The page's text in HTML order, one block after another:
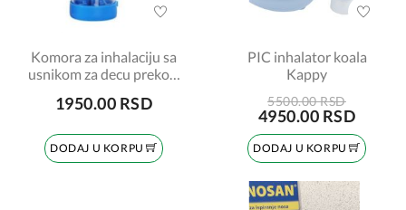
Komora za inhalaciju sa
usnikom za decu preko 5
DL-01D, 175ml
1950.00 RSD
DODAJ U KORPU
PIC inhalator koala
Kappy
5500.00 RSD
4950.00 RSD
DODAJ U KORPU